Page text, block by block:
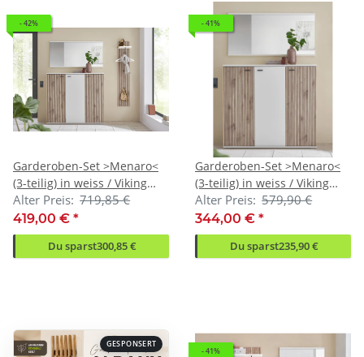
- 42%
Garderoben-Set >Menaro<
(3-teilig) in weiss / Viking
Oak Dekor - 172x198x37
(BxHxT)
Alter Preis: 719,85 €
419,00 € *
Du sparst300,85 €
- 41%
Garderoben-Set >Menaro<
(3-teilig) in weiss / Viking
Oak Dekor - 172x198x37
(BxHxT)
Alter Preis: 579,90 €
344,00 € *
Du sparst235,90 €
GESPONSERT
- 41%